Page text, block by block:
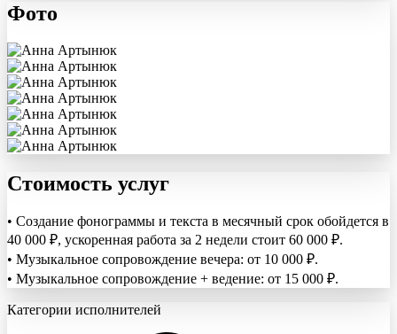
Фото
Стоимость услуг
• Создание фонограммы и текста в месячный срок обойдется в
40 000 ₽, ускоренная работа за 2 недели стоит 60 000 ₽.
• Музыкальное сопровождение вечера: от 10 000 ₽.
• Музыкальное сопровождение + ведение: от 15 000 ₽.
Категории исполнителей